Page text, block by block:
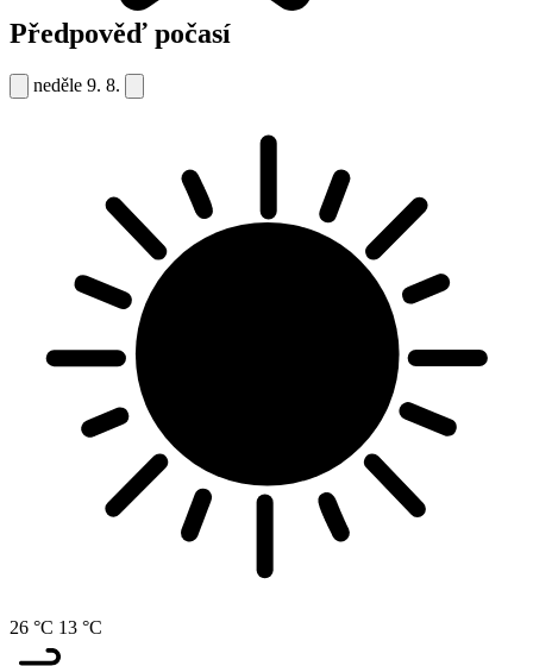
Předpověď počasí
neděle 9. 8.
26 °C 13 °C